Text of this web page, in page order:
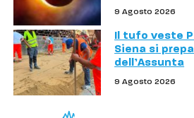
9 Agosto 2026
Il tufo veste
Siena si
dell’Assunta
9 Agosto 2026